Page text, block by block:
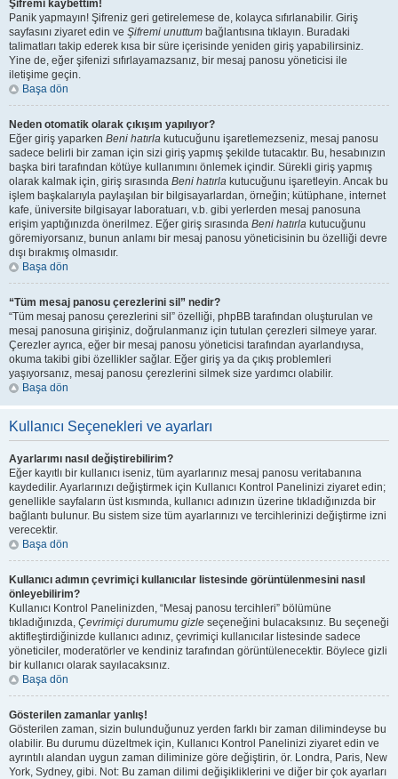
Şifremi kaybettim!
Panik yapmayın! Şifreniz geri getirelemese de, kolayca sıfırlanabilir. Giriş
sayfasını ziyaret edin ve Şifremi unuttum bağlantısına tıklayın. Buradaki
talimatları takip ederek kısa bir süre içerisinde yeniden giriş yapabilirsiniz.
Yine de, eğer şifenizi sıfırlayamazsanız, bir mesaj panosu yöneticisi ile
iletişime geçin.
Başa dön
Neden otomatik olarak çıkışım yapılıyor?
Eğer giriş yaparken Beni hatırla kutucuğunu işaretlemezseniz, mesaj panosu
sadece belirli bir zaman için sizi giriş yapmış şekilde tutacaktır. Bu, hesabınızın
başka biri tarafından kötüye kullanımını önlemek içindir. Sürekli giriş yapmış
olarak kalmak için, giriş sırasında Beni hatırla kutucuğunu işaretleyin. Ancak bu
işlem başkalarıyla paylaşılan bir bilgisayarlardan, örneğin; kütüphane, internet
kafe, üniversite bilgisayar laboratuarı, v.b. gibi yerlerden mesaj panosuna
erişim yaptığınızda önerilmez. Eğer giriş sırasında Beni hatırla kutucuğunu
göremiyorsanız, bunun anlamı bir mesaj panosu yöneticisinin bu özelliği devre
dışı bırakmış olmasıdır.
Başa dön
“Tüm mesaj panosu çerezlerini sil” nedir?
“Tüm mesaj panosu çerezlerini sil” özelliği, phpBB tarafından oluşturulan ve
mesaj panosuna girişiniz, doğrulanmanız için tutulan çerezleri silmeye yarar.
Çerezler ayrıca, eğer bir mesaj panosu yöneticisi tarafından ayarlandıysa,
okuma takibi gibi özellikler sağlar. Eğer giriş ya da çıkış problemleri
yaşıyorsanız, mesaj panosu çerezlerini silmek size yardımcı olabilir.
Başa dön
Kullanıcı Seçenekleri ve ayarları
Ayarlarımı nasıl değiştirebilirim?
Eğer kayıtlı bir kullanıcı iseniz, tüm ayarlarınız mesaj panosu veritabanına
kaydedilir. Ayarlarınızı değiştirmek için Kullanıcı Kontrol Panelinizi ziyaret edin;
genellikle sayfaların üst kısmında, kullanıcı adınızın üzerine tıkladığınızda bir
bağlantı bulunur. Bu sistem size tüm ayarlarınızı ve tercihlerinizi değiştirme izni
verecektir.
Başa dön
Kullanıcı adımın çevrimiçi kullanıcılar listesinde görüntülenmesini nasıl
önleyebilirim?
Kullanıcı Kontrol Panelinizden, “Mesaj panosu tercihleri” bölümüne
tıkladığınızda, Çevrimiçi durumumu gizle seçeneğini bulacaksınız. Bu seçeneği
aktifleştirdiğinizde kullanıcı adınız, çevrimiçi kullanıcılar listesinde sadece
yöneticiler, moderatörler ve kendiniz tarafından görüntülenecektir. Böylece gizli
bir kullanıcı olarak sayılacaksınız.
Başa dön
Gösterilen zamanlar yanlış!
Gösterilen zaman, sizin bulunduğunuz yerden farklı bir zaman dilimindeyse bu
olabilir. Bu durumu düzeltmek için, Kullanıcı Kontrol Panelinizi ziyaret edin ve
ayrıntılı alandan uygun zaman diliminize göre değiştirin, ör. Londra, Paris, New
York, Sydney, gibi. Not: Bu zaman dilimi değişikliklerini ve diğer bir çok ayarları